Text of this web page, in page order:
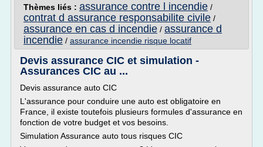
Thèmes liés : assurance contre l incendie /
contrat d assurance responsabilite civile /
assurance en cas d incendie / assurance d
incendie / assurance incendie risque locatif
Devis assurance CIC et simulation -
Assurances CIC au ...
Devis assurance auto CIC
L'assurance pour conduire une auto est obligatoire en
France, il existe toutefois plusieurs formules d'assurance en
fonction de votre budget et vos besoins.
Simulation Assurance auto tous risques CIC